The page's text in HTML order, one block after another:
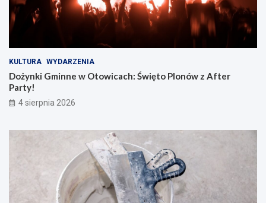
KULTURA WYDARZENIA
Dożynki Gminne w Otowicach: Święto Plonów z After
Party!
4 sierpnia 2026